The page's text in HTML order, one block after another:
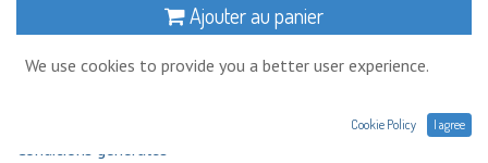
Ajouter au panier
Ajouter à la liste de souhaits
Conditions générales
We use cookies to provide you a better user experience.
Cookie Policy I agree